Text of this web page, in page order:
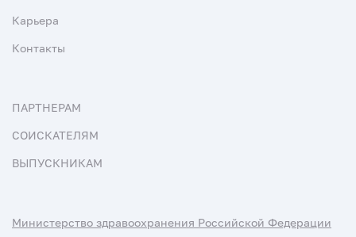
Карьера
Контакты
ПАРТНЕРАМ
СОИСКАТЕЛЯМ
ВЫПУСКНИКАМ
Министерство здравоохранения Российской Федерации